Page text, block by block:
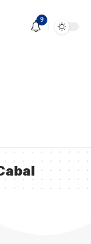
9